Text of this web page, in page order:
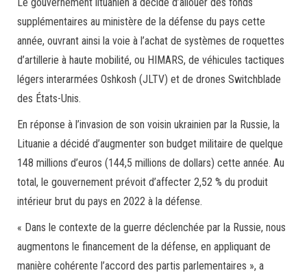
supplémentaires au ministère de la défense du pays cette
année, ouvrant ainsi la voie à l’achat de systèmes de roquettes
d’artillerie à haute mobilité, ou HIMARS, de véhicules tactiques
légers interarmées Oshkosh (JLTV) et de drones Switchblade
des États-Unis.
En réponse à l’invasion de son voisin ukrainien par la Russie, la
Lituanie a décidé d’augmenter son budget militaire de quelque
148 millions d’euros (144,5 millions de dollars) cette année. Au
total, le gouvernement prévoit d’affecter 2,52 % du produit
intérieur brut du pays en 2022 à la défense.
« Dans le contexte de la guerre déclenchée par la Russie, nous
augmentons le financement de la défense, en appliquant de
manière cohérente l’accord des partis parlementaires », a